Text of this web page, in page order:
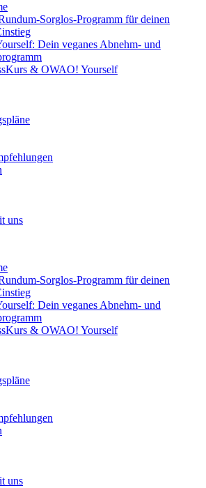
Sorglos-Programm für deinen
Dein veganes Abnehm- und
& OWAO! Yourself
uns
Sorglos-Programm für deinen
Dein veganes Abnehm- und
& OWAO! Yourself
uns